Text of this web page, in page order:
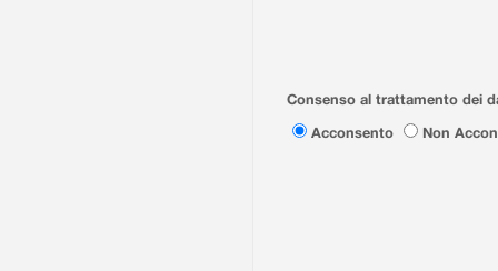
Consenso al trattamento dei
Acconsento
Non